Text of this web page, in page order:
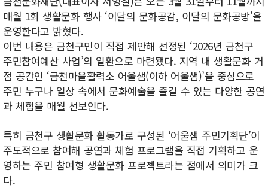
매월 1회 생활문화 행사 ‘이달의 문화공감, 이달의 문화공방’을
운영한다고 밝혔다.
이번 내용은 금천구민이 직접 제안해 선정된 ‘2026년 금천구
주민참여예산 사업’의 일환으로 마련됐다. 지역 내 생활문화 거
점 공간인 ‘금천마을활력소 어울샘(이하 어울샘)’을 중심으로
주민 누구나 일상 속에서 문화예술을 즐길 수 있는 다양한 공연
과 체험을 매월 선보인다.
특히 금천구 생활문화 활동가로 구성된 ‘어울샘 주민기획단’이
주도적으로 참여해 공연과 체험 프로그램을 직접 기획하고 운
영하는 주민 참여형 생활문화 프로젝트라는 점에서 의미가 크
다.